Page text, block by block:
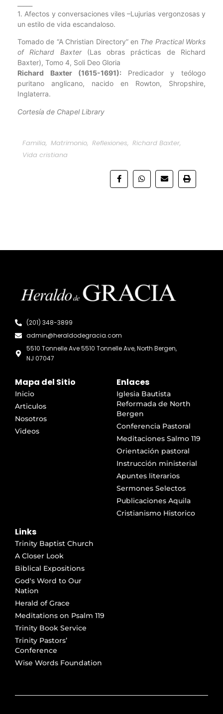
1. Afectos y conversaciones viles –Lujurias vergonzosas y
un estilo de vida escandaloso.
Tomado de “A Christian Directory” en The Practical Works
of Richard Baxter(Las obras prácticas de Richard
Baxter), Tomo 4, Soli Deo Gloria
Richard Baxter (1615-1691): Predicador y teólogo
puritano anglicano, nacido en Rowton, Shropshire,
Inglaterra.
Cortesía de Chapel Library
Familia, Matrimonio, Reflexiones, Richard Baxter,
Vida cristiana
(201) 348-3899
admin@heraldodegracia.com
5510 Tonnelle Ave 5510 Tonnelle Ave, North Bergen,
NJ 07047
Mapa del Sitio
Inicio
Articulos
Nosotros
Videos
Enlaces
Iglesia Bautista
Reformada de North
Bergen
Conferencia Pastoral
Meditaciones Salmo 119
Orientación pastoral
Instrucción ministerial
Apuntes literarios
Sermones Selectos
Publicaciones Aquila
Cristianismo Historico
Links
Trinity Baptist Church
A Closer Look
Biblical Expositions
God's Word to Our
Nation
Herald of Grace
Meditations on Psalm 119
Trinity Book Service
Trinity Pastors’
Conference
Wise Words Foundation